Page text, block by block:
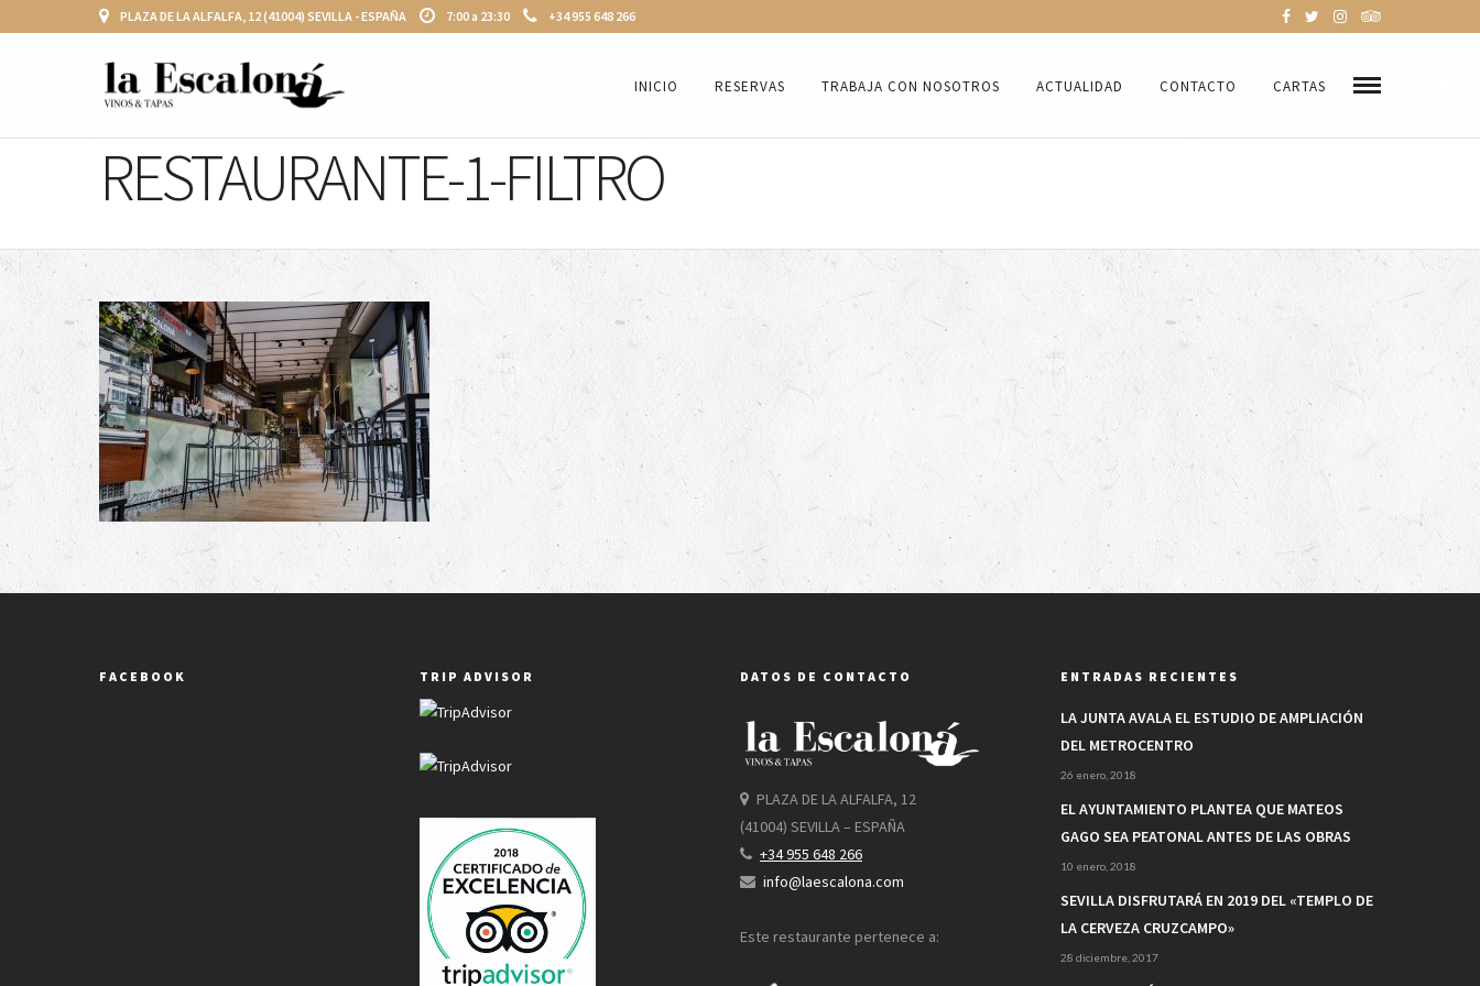
PLAZA DE LA ALFALFA, 12 (41004) SEVILLA - ESPAÑA 7:00 a 23:30 +34 955 648 266
INICIO RESERVAS TRABAJA CON NOSOTROS ACTUALIDAD CONTACTO CARTAS
RESTAURANTE-1-FILTRO
FACEBOOK TRIP ADVISOR DATOS DE CONTACTO
PLAZA DE LA ALFALFA, 12
(41004) SEVILLA – ESPAÑA
+34 955 648 266
info@laescalona.com
Este restaurante pertenece a:
ENTRADAS RECIENTES
LA JUNTA AVALA EL ESTUDIO DE AMPLIACIÓN
DEL METROCENTRO
26 enero, 2018
EL AYUNTAMIENTO PLANTEA QUE MATEOS
GAGO SEA PEATONAL ANTES DE LAS OBRAS
10 enero, 2018
SEVILLA DISFRUTARÁ EN 2019 DEL «TEMPLO DE
LA CERVEZA CRUZCAMPO»
28 diciembre, 2017